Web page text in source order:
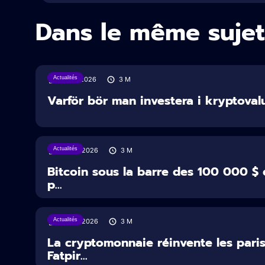
Dans le même sujet
Actualités
31/07/2026 3 M
Varför bör man investera i
Actualités
29/07/2026 3 M
Bitcoin sous la barre des 100 000 $
p...
Actualités
22/07/2026 3 M
La cryptomonnaie réinvente les
Fatpir...